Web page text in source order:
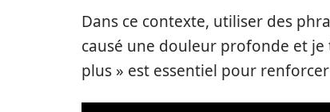
Dans ce contexte, utiliser des
causé une douleur profonde et
plus » est essentiel pour